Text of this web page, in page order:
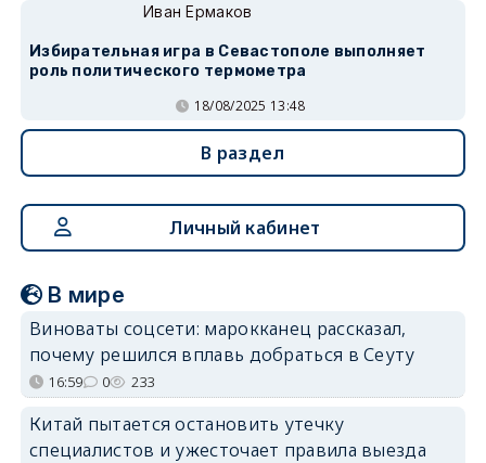
Иван Ермаков
Избирательная игра в Севастополе выполняет
роль политического термометра
18/08/2025 13:48
В раздел
Личный кабинет
В мире
Виноваты соцсети: марокканец рассказал,
почему решился вплавь добраться в Сеуту
16:59 0 233
Китай пытается остановить утечку
специалистов и ужесточает правила выезда